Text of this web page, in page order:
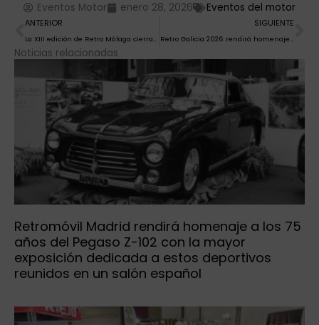
Eventos Motor enero 28, 2026 Eventos del motor
Ant
ANTERIOR
La XIII edición de Retro Málaga cierra con un balance positivo y 15.000 asistentes
SIGUIENTE
Retro Galicia 2026 rendirá homenaje al piloto Germán Castrillón
Noticias relacionadas
Retromóvil Madrid rendirá homenaje a los 75
años del Pegaso Z-102 con la mayor
exposición dedicada a estos deportivos
reunidos en un salón español